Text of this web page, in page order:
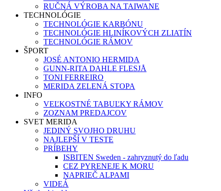
RUČNÁ VÝROBA NA TAIWANE
TECHNOLÓGIE
TECHNOLÓGIE KARBÓNU
TECHNOLÓGIE HLINÍKOVÝCH ZLIATÍN
TECHNOLÓGIE RÁMOV
ŠPORT
JOSÉ ANTONIO HERMIDA
GUNN-RITA DAHLE FLESJÅ
TONI FERREIRO
MERIDA ZELENÁ STOPA
INFO
VEĽKOSTNÉ TABUĽKY RÁMOV
ZOZNAM PREDAJCOV
SVET MERIDA
JEDINÝ SVOJHO DRUHU
NAJLEPŠÍ V TESTE
PRÍBEHY
ISBITEN Sweden - zahryznutý do ľadu
CEZ PYRENEJE K MORU
NAPRIEČ ALPAMI
VIDEÁ